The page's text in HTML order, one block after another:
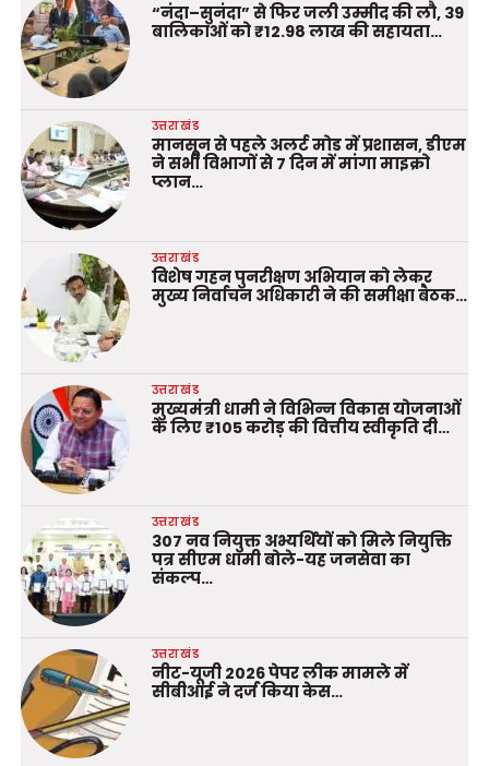
“नंदा–सुनंदा” से फिर जली उम्मीद की लौ, 39
बालिकाओं को ₹12.98 लाख की सहायता…
उत्तराखंड
मानसून से पहले अलर्ट मोड में प्रशासन, डीएम
ने सभी विभागों से 7 दिन में मांगा माइक्रो
प्लान…
उत्तराखंड
विशेष गहन पुनरीक्षण अभियान को लेकर
मुख्य निर्वाचन अधिकारी ने की समीक्षा बैठक…
उत्तराखंड
मुख्यमंत्री धामी ने विभिन्न विकास योजनाओं
के लिए ₹105 करोड़ की वित्तीय स्वीकृति दी…
उत्तराखंड
307 नव नियुक्त अभ्यर्थियों को मिले नियुक्ति
पत्र सीएम धामी बोले-यह जनसेवा का
संकल्प…
उत्तराखंड
नीट-यूजी 2026 पेपर लीक मामले में
सीबीआई ने दर्ज किया केस…